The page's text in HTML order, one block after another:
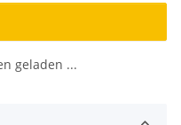
geladen ...